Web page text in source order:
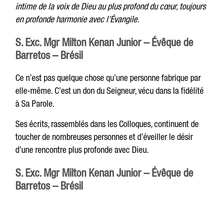
intime de la voix de Dieu au plus profond du cœur, toujours
en profonde harmonie avec l’Évangile.
S. Exc. Mgr Milton Kenan Junior – Évêque de
Barretos – Brésil
Ce n’est pas quelque chose qu’une personne fabrique par
elle-même. C’est un don du Seigneur, vécu dans la fidélité
à Sa Parole.
Ses écrits, rassemblés dans les Colloques, continuent de
toucher de nombreuses personnes et d’éveiller le désir
d’une rencontre plus profonde avec Dieu.
S. Exc. Mgr Milton Kenan Junior – Évêque de
Barretos – Brésil